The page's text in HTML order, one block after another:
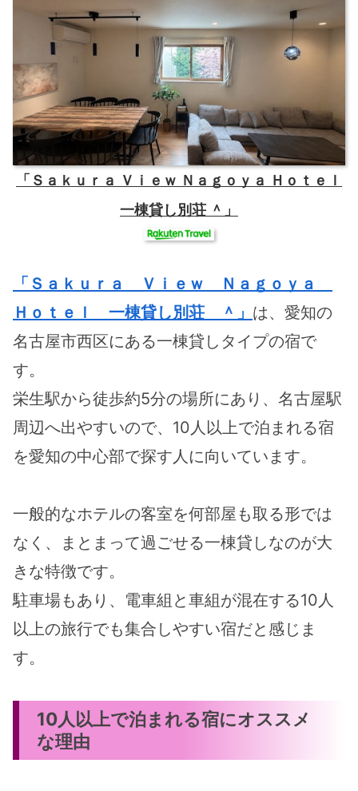
「Ｓａｋｕｒａ Ｖｉｅｗ Ｎａｇｏｙａ Ｈｏｔｅｌ
一棟貸し別荘 ＾」
「Ｓａｋｕｒａ Ｖｉｅｗ Ｎａｇｏｙａ
Ｈｏｔｅｌ 一棟貸し別荘 ＾」 は、愛知の
名古屋市西区にある一棟貸しタイプの宿で
す。
栄生駅から徒歩約5分の場所にあり、名古屋駅
周辺へ出やすいので、10人以上で泊まれる宿
を愛知の中心部で探す人に向いています。
一般的なホテルの客室を何部屋も取る形では
なく、まとまって過ごせる一棟貸しなのが大
きな特徴です。
駐車場もあり、電車組と車組が混在する10人
以上の旅行でも集合しやすい宿だと感じま
す。
10人以上で泊まれる宿にオススメ
な理由